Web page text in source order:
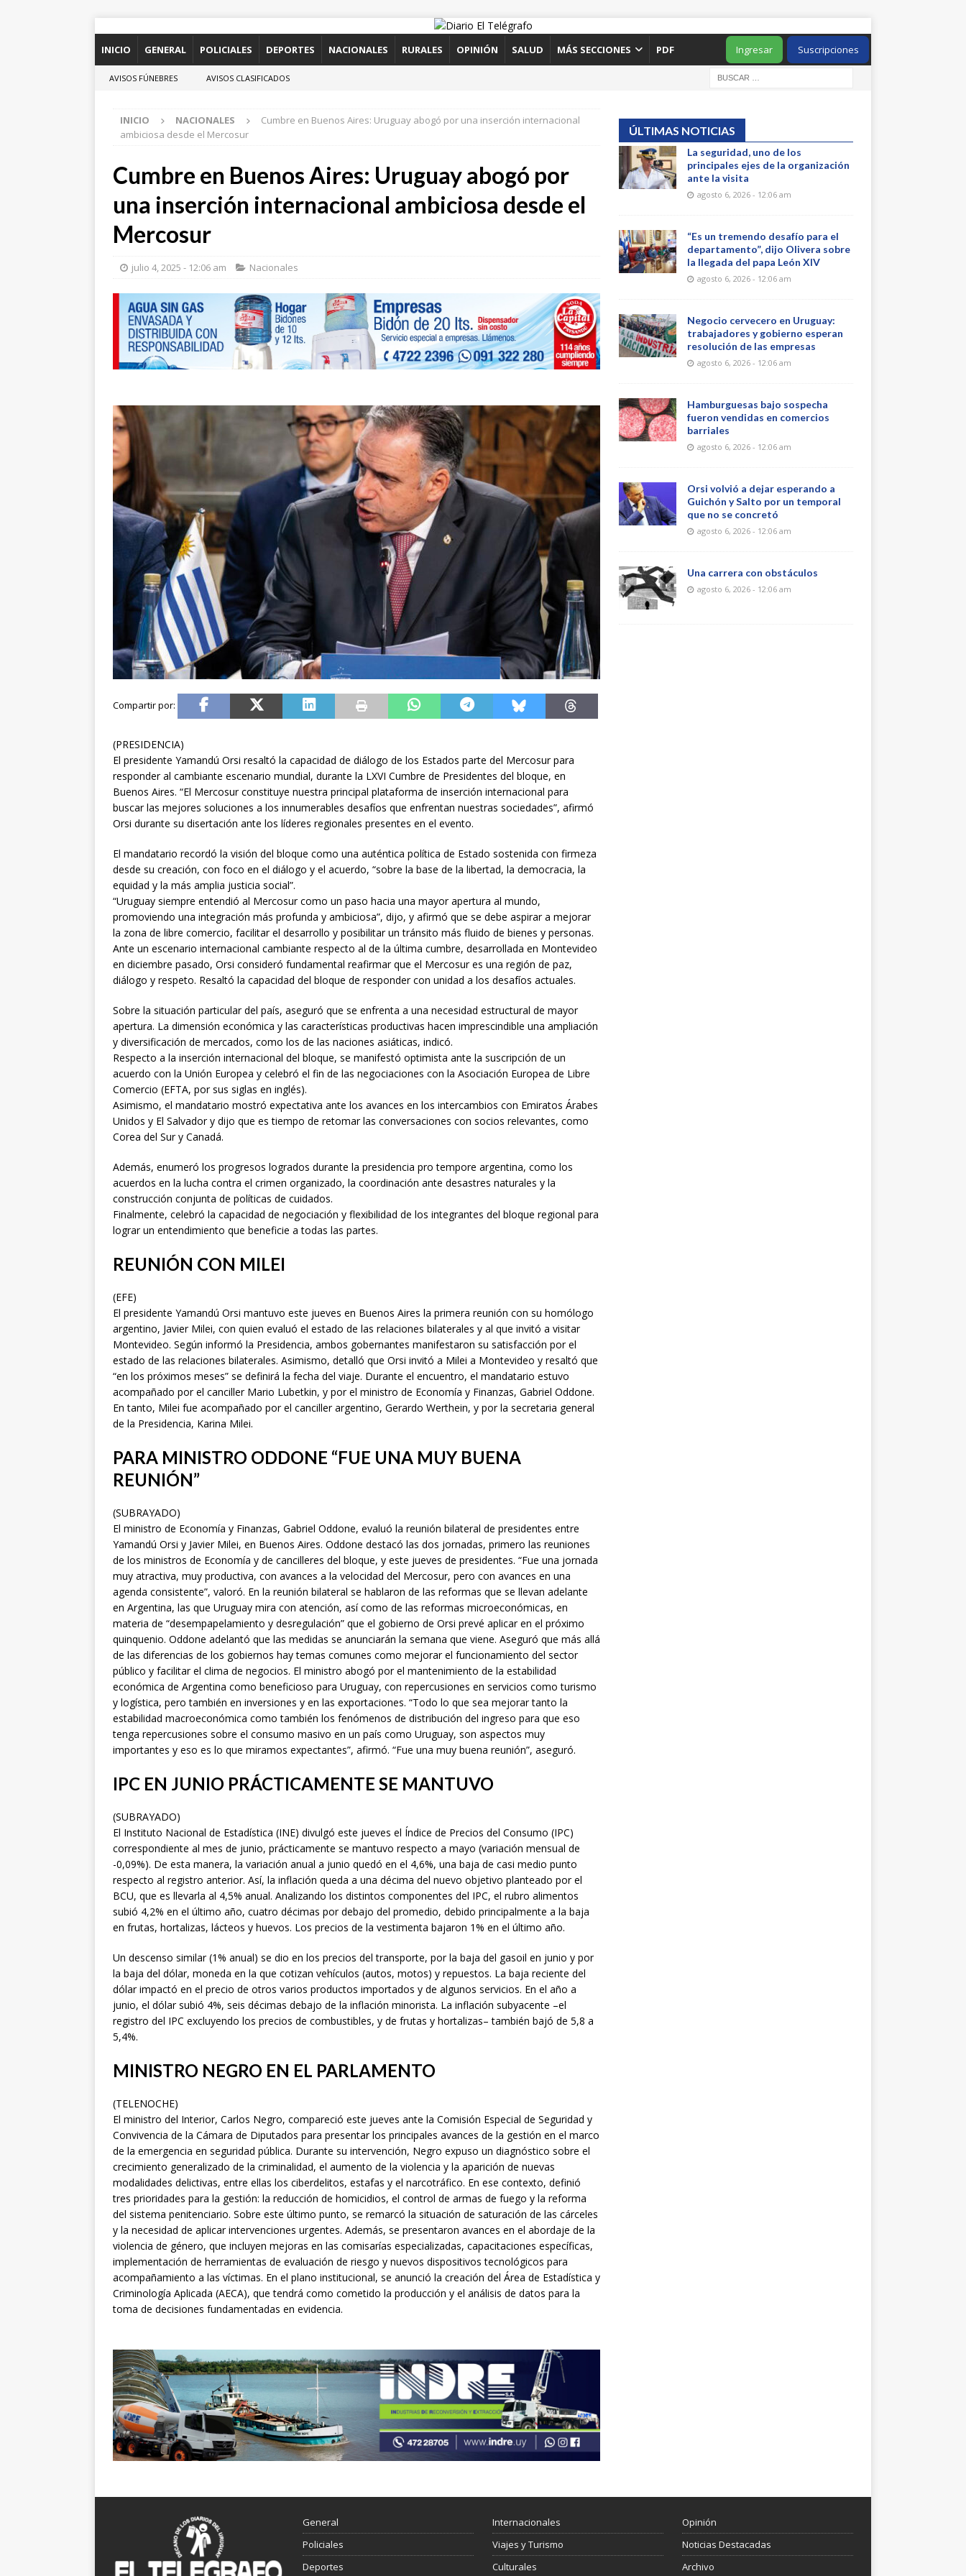
INICIO GENERAL POLICIALES DEPORTES NACIONALES RURALES OPINIÓN SALUD MÁS SECCIONES PDF Suscripciones
Ingresar
AVISOS FÚNEBRES AVISOS CLASIFICADOS
INICIO NACIONALES
Cumbre en Buenos Aires: Uruguay abogó por una inserción internacional
ambiciosa desde el Mercosur
Cumbre en Buenos Aires: Uruguay abogó por
una inserción internacional ambiciosa desde el
Mercosur
julio 4, 2025 - 12:06 am Nacionales
(PRESIDENCIA)
El presidente Yamandú Orsi resaltó la capacidad de diálogo de los Estados parte del Mercosur para
responder al cambiante escenario mundial, durante la LXVI Cumbre de Presidentes del bloque, en
Buenos Aires. “El Mercosur constituye nuestra principal plataforma de inserción internacional para
buscar las mejores soluciones a los innumerables desafíos que enfrentan nuestras sociedades”, afirmó
Orsi durante su disertación ante los líderes regionales presentes en el evento.
El mandatario recordó la visión del bloque como una auténtica política de Estado sostenida con firmeza
desde su creación, con foco en el diálogo y el acuerdo, “sobre la base de la libertad, la democracia, la
equidad y la más amplia justicia social”.
“Uruguay siempre entendió al Mercosur como un paso hacia una mayor apertura al mundo,
promoviendo una integración más profunda y ambiciosa”, dijo, y afirmó que se debe aspirar a mejorar
la zona de libre comercio, facilitar el desarrollo y posibilitar un tránsito más fluido de bienes y personas.
Ante un escenario internacional cambiante respecto al de la última cumbre, desarrollada en Montevideo
en diciembre pasado, Orsi consideró fundamental reafirmar que el Mercosur es una región de paz,
diálogo y respeto. Resaltó la capacidad del bloque de responder con unidad a los desafíos actuales.
Sobre la situación particular del país, aseguró que se enfrenta a una necesidad estructural de mayor
apertura. La dimensión económica y las características productivas hacen imprescindible una ampliación
y diversificación de mercados, como los de las naciones asiáticas, indicó.
Respecto a la inserción internacional del bloque, se manifestó optimista ante la suscripción de un
acuerdo con la Unión Europea y celebró el fin de las negociaciones con la Asociación Europea de Libre
Comercio (EFTA, por sus siglas en inglés).
Asimismo, el mandatario mostró expectativa ante los avances en los intercambios con Emiratos Árabes
Unidos y El Salvador y dijo que es tiempo de retomar las conversaciones con socios relevantes, como
Corea del Sur y Canadá.
Además, enumeró los progresos logrados durante la presidencia pro tempore argentina, como los
acuerdos en la lucha contra el crimen organizado, la coordinación ante desastres naturales y la
construcción conjunta de políticas de cuidados.
Finalmente, celebró la capacidad de negociación y flexibilidad de los integrantes del bloque regional para
lograr un entendimiento que beneficie a todas las partes.
REUNIÓN CON MILEI
(EFE)
El presidente Yamandú Orsi mantuvo este jueves en Buenos Aires la primera reunión con su homólogo
argentino, Javier Milei, con quien evaluó el estado de las relaciones bilaterales y al que invitó a visitar
Montevideo. Según informó la Presidencia, ambos gobernantes manifestaron su satisfacción por el
estado de las relaciones bilaterales. Asimismo, detalló que Orsi invitó a Milei a Montevideo y resaltó que
“en los próximos meses” se definirá la fecha del viaje. Durante el encuentro, el mandatario estuvo
acompañado por el canciller Mario Lubetkin, y por el ministro de Economía y Finanzas, Gabriel Oddone.
En tanto, Milei fue acompañado por el canciller argentino, Gerardo Werthein, y por la secretaria general
de la Presidencia, Karina Milei.
PARA MINISTRO ODDONE “FUE UNA MUY BUENA
REUNIÓN”
(SUBRAYADO)
El ministro de Economía y Finanzas, Gabriel Oddone, evaluó la reunión bilateral de presidentes entre
Yamandú Orsi y Javier Milei, en Buenos Aires. Oddone destacó las dos jornadas, primero las reuniones
de los ministros de Economía y de cancilleres del bloque, y este jueves de presidentes. “Fue una jornada
muy atractiva, muy productiva, con avances a la velocidad del Mercosur, pero con avances en una
agenda consistente”, valoró. En la reunión bilateral se hablaron de las reformas que se llevan adelante
en Argentina, las que Uruguay mira con atención, así como de las reformas microeconómicas, en
materia de “desempapelamiento y desregulación” que el gobierno de Orsi prevé aplicar en el próximo
quinquenio. Oddone adelantó que las medidas se anunciarán la semana que viene. Aseguró que más allá
de las diferencias de los gobiernos hay temas comunes como mejorar el funcionamiento del sector
público y facilitar el clima de negocios. El ministro abogó por el mantenimiento de la estabilidad
económica de Argentina como beneficioso para Uruguay, con repercusiones en servicios como turismo
y logística, pero también en inversiones y en las exportaciones. “Todo lo que sea mejorar tanto la
estabilidad macroeconómica como también los fenómenos de distribución del ingreso para que eso
tenga repercusiones sobre el consumo masivo en un país como Uruguay, son aspectos muy
importantes y eso es lo que miramos expectantes”, afirmó. “Fue una muy buena reunión”, aseguró.
IPC EN JUNIO PRÁCTICAMENTE SE MANTUVO
(SUBRAYADO)
El Instituto Nacional de Estadística (INE) divulgó este jueves el Índice de Precios del Consumo (IPC)
correspondiente al mes de junio, prácticamente se mantuvo respecto a mayo (variación mensual de
-0,09%). De esta manera, la variación anual a junio quedó en el 4,6%, una baja de casi medio punto
respecto al registro anterior. Así, la inflación queda a una décima del nuevo objetivo planteado por el
BCU, que es llevarla al 4,5% anual. Analizando los distintos componentes del IPC, el rubro alimentos
subió 4,2% en el último año, cuatro décimas por debajo del promedio, debido principalmente a la baja
en frutas, hortalizas, lácteos y huevos. Los precios de la vestimenta bajaron 1% en el último año.
Un descenso similar (1% anual) se dio en los precios del transporte, por la baja del gasoil en junio y por
la baja del dólar, moneda en la que cotizan vehículos (autos, motos) y repuestos. La baja reciente del
dólar impactó en el precio de otros varios productos importados y de algunos servicios. En el año a
junio, el dólar subió 4%, seis décimas debajo de la inflación minorista. La inflación subyacente –el
registro del IPC excluyendo los precios de combustibles, y de frutas y hortalizas– también bajó de 5,8 a
5,4%.
MINISTRO NEGRO EN EL PARLAMENTO
(TELENOCHE)
El ministro del Interior, Carlos Negro, compareció este jueves ante la Comisión Especial de Seguridad y
Convivencia de la Cámara de Diputados para presentar los principales avances de la gestión en el marco
de la emergencia en seguridad pública. Durante su intervención, Negro expuso un diagnóstico sobre el
crecimiento generalizado de la criminalidad, el aumento de la violencia y la aparición de nuevas
modalidades delictivas, entre ellas los ciberdelitos, estafas y el narcotráfico. En ese contexto, definió
tres prioridades para la gestión: la reducción de homicidios, el control de armas de fuego y la reforma
del sistema penitenciario. Sobre este último punto, se remarcó la situación de saturación de las cárceles
y la necesidad de aplicar intervenciones urgentes. Además, se presentaron avances en el abordaje de la
violencia de género, que incluyen mejoras en las comisarías especializadas, capacitaciones específicas,
implementación de herramientas de evaluación de riesgo y nuevos dispositivos tecnológicos para
acompañamiento a las víctimas. En el plano institucional, se anunció la creación del Área de Estadística y
Criminología Aplicada (AECA), que tendrá como cometido la producción y el análisis de datos para la
toma de decisiones fundamentadas en evidencia.
ÚLTIMAS NOTICIAS
La seguridad, uno de los
principales ejes de la organización
ante la visita
agosto 6, 2026 - 12:06 am
“Es un tremendo desafío para el
departamento”, dijo Olivera sobre
la llegada del papa León XIV
agosto 6, 2026 - 12:06 am
Negocio cervecero en Uruguay:
trabajadores y gobierno esperan
resolución de las empresas
agosto 6, 2026 - 12:06 am
Hamburguesas bajo sospecha
fueron vendidas en comercios
barriales
agosto 6, 2026 - 12:06 am
Orsi volvió a dejar esperando a
Guichón y Salto por un temporal
que no se concretó
agosto 6, 2026 - 12:06 am
Una carrera con obstáculos
agosto 6, 2026 - 12:06 am
General
Policiales
Deportes
Internacionales
Viajes y Turismo
Culturales
Opinión
Noticias Destacadas
Archivo